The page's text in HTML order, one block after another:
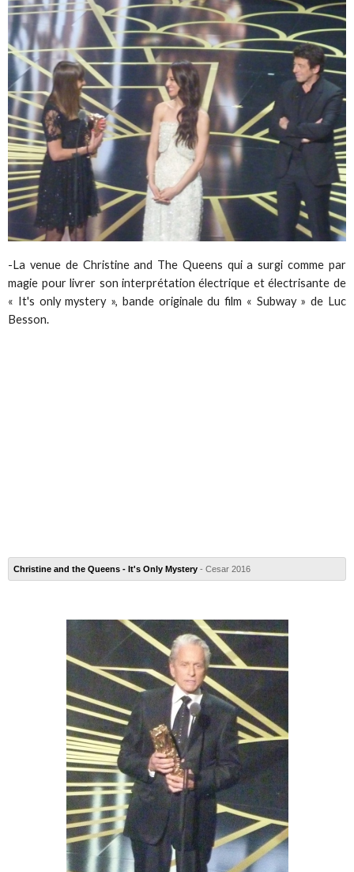
-La venue de Christine and The Queens qui a surgi comme par
magie pour livrer son interprétation électrique et électrisante de
« It's only mystery », bande originale du film « Subway » de Luc
Besson.
Christine and the Queens - It's Only Mystery - Cesar 2016